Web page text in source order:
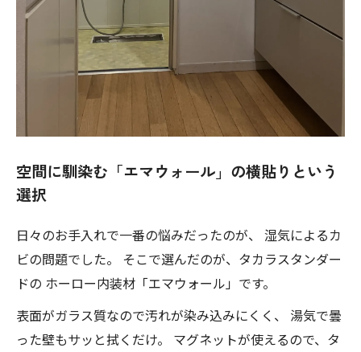
空間に馴染む「エマウォール」の横貼りという
選択
日々のお手入れで一番の悩みだったのが、 湿気によるカ
ビの問題でした。 そこで選んだのが、タカラスタンダー
ドの ホーロー内装材「エマウォール」です。
表面がガラス質なので汚れが染み込みにくく、 湯気で曇
った壁もサッと拭くだけ。 マグネットが使えるので、タ